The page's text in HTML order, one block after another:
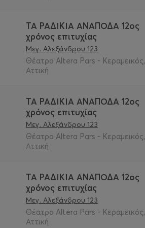
ΤΑ ΡΑΔΙΚΙΑ ΑΝΑΠΟΔΑ 12ος
χρόνος επιτυχίας
Μεγ. Αλεξάνδρου 123
Θέατρο Altera Pars - Κεραμεικός,
Αττική
ΤΑ ΡΑΔΙΚΙΑ ΑΝΑΠΟΔΑ 12ος
χρόνος επιτυχίας
Μεγ. Αλεξάνδρου 123
Θέατρο Altera Pars - Κεραμεικός,
Αττική
ΤΑ ΡΑΔΙΚΙΑ ΑΝΑΠΟΔΑ 12ος
χρόνος επιτυχίας
Μεγ. Αλεξάνδρου 123
Θέατρο Altera Pars - Κεραμεικός,
Αττική